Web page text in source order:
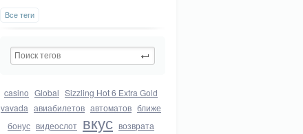
Все теги
casino Global Sizzling Hot 6 Extra Gold
vavada авиабилетов автоматов ближе
бонус видеослот вкус возврата